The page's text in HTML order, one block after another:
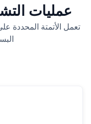
عمليات
تعمل الأتمتة المحددة